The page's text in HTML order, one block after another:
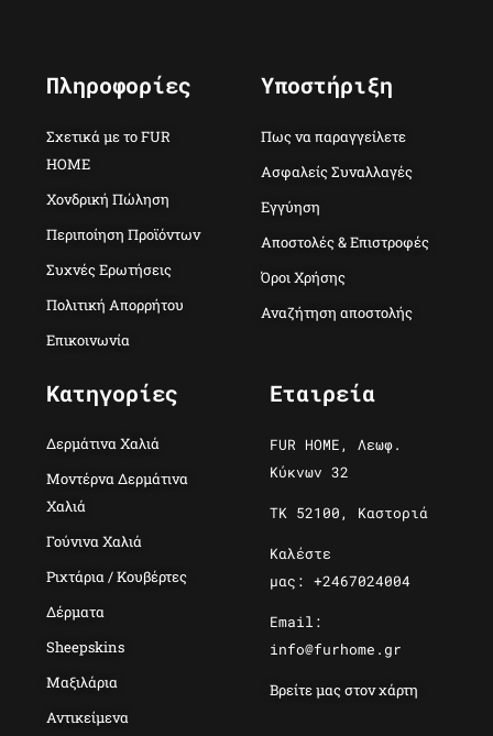
Πληροφορίες
Σχετικά με το FUR
HOME
Χονδρική Πώληση
Περιποίηση Προϊόντων
Συχνές Ερωτήσεις
Πολιτική Απορρήτου
Επικοινωνία
Υποστήριξη
Πως να παραγγείλετε
Ασφαλείς Συναλλαγές
Εγγύηση
Αποστολές & Επιστροφές
Όροι Χρήσης
Αναζήτηση αποστολής
Κατηγορίες
Δερμάτινα Χαλιά
Μοντέρνα Δερμάτινα
Χαλιά
Γούνινα Χαλιά
Ριχτάρια / Κουβέρτες
Δέρματα
Sheepskins
Μαξιλάρια
Αντικείμενα
Εταιρεία
FUR HOME, Λεωφ.
Κύκνων 32
ΤΚ 52100, Καστοριά
Καλέστε
μας: +2467024004
Email:
info@furhome.gr
Βρείτε μας στον χάρτη